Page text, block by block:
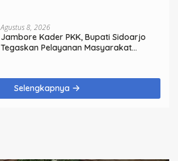
Agustus 8, 2026
Jambore Kader PKK, Bupati Sidoarjo
Tegaskan Pelayanan Masyarakat
Selengkapnya